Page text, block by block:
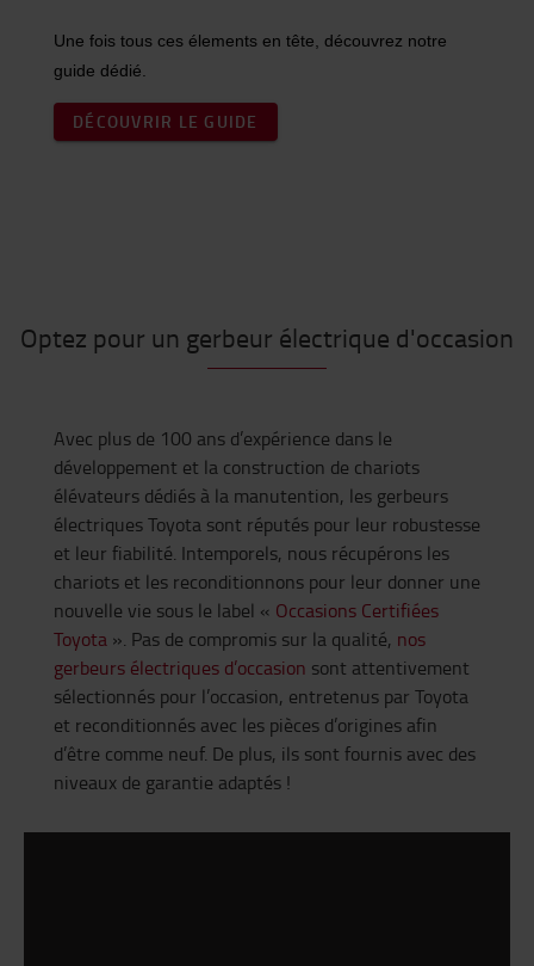
Une fois tous ces élements en tête, découvrez notre
guide dédié.
DÉCOUVRIR LE GUIDE
Optez pour un gerbeur électrique d'occasion
Avec plus de 100 ans d’expérience dans le
développement et la construction de chariots
élévateurs dédiés à la manutention, les gerbeurs
électriques Toyota sont réputés pour leur robustesse
et leur fiabilité. Intemporels, nous récupérons les
chariots et les reconditionnons pour leur donner une
nouvelle vie sous le label « Occasions Certifiées
Toyota ». Pas de compromis sur la qualité, nos
gerbeurs électriques d’occasion sont attentivement
sélectionnés pour l’occasion, entretenus par Toyota
et reconditionnés avec les pièces d’origines afin
d’être comme neuf. De plus, ils sont fournis avec des
niveaux de garantie adaptés !